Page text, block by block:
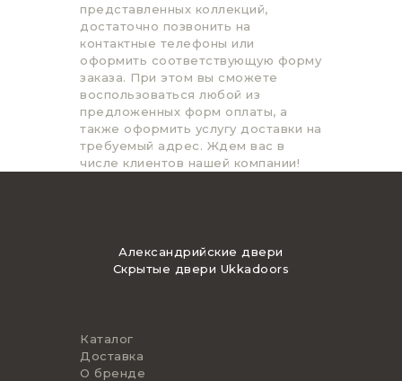
представленных коллекций,
достаточно позвонить на
контактные телефоны или
оформить соответствующую форму
заказа. При этом вы сможете
воспользоваться любой из
предложенных форм оплаты, а
также оформить услугу доставки на
требуемый адрес. Ждем вас в
числе клиентов нашей компании!
Александрийские двери
Скрытые двери Ukkadoors
Каталог
Доставка
О бренде